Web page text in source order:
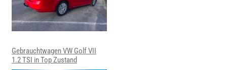
Gebrauchtwagen VW Golf VII
1.2 TSI in Top Zustand